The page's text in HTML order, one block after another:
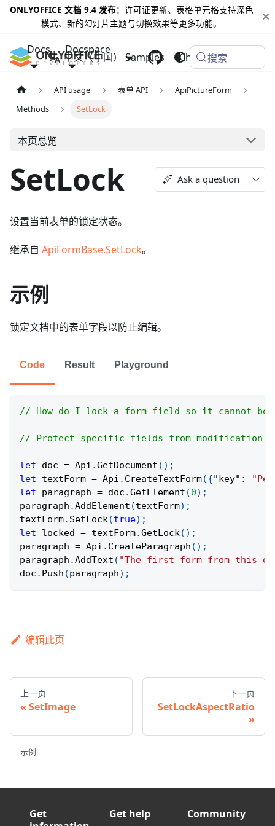
ONLYOFFICE 文档 9.4 发布：许可证更新、表格单元格支持深色
模式、新的幻灯片主题与切换效果等更多功能。
Docs Docspace
Samples Changelog
中文（中国） 搜索
API usage 表单 API
ApiPictureForm
Methods
SetLock
本页总览
SetLock Ask a question
设置当前表单的锁定状态。
继承自 ApiFormBase.SetLock。
示例
锁定文档中的表单字段以防止编辑。
Code Result Playground
// How do I lock a form field so it cannot be
// Protect specific fields from modification
let doc = Api .GetDocument ( ) ;
let textForm = Api . CreateTextForm({"key" :
let paragraph = doc .GetElement (0) ;
paragraph .AddElement (textForm) ;
textForm. SetLock(true) ;
let locked = textForm.GetLock( ) ;
paragraph = Api . CreateParagraph ( ) ;
paragraph .AddText ( "The first form from this
doc . Push (paragraph) ;
编辑此页
上一页
SetImage
下一页
SetLockAspectRatio
示例
Get
Get help Community